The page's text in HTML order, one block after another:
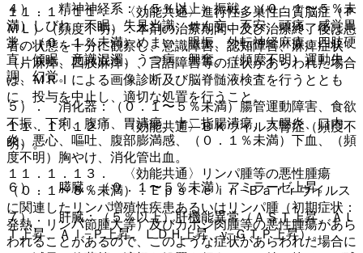
４）． 精神神経系：（５％以上）振戦、（０．１〜５％未
満）しびれ、不眠、失見当識、せん妄、不安、頭痛、感覚異
常、（０．１％未満）めまい、眼振、外転神経麻痺、四肢硬
直、傾眠、意識混濁、うつ病、興奮、（頻度不明）運動失
調、幻覚。
５）． 消化器：（０．１〜５％未満）腸管運動障害、食欲
不振、下痢、腹痛、胃潰瘍、十二指腸潰瘍、大腸炎、口内
炎、悪心、嘔吐、腹部膨満感、（０．１％未満）下血、（頻
度不明）胸やけ、消化管出血。
６）． 膵臓：（０．１〜５％未満）アミラーゼ上昇。
７）． 肝臓：（５％以上）肝機能異常（ＡＳＴ上昇、ＡＬ
Ｔ上昇、Ａｌ−Ｐ上昇、ＬＤＨ上昇、γ−ＧＴＰ上昇）。
１１．１．１１． 〈効能共通〉進行性多巣性白質脳症（Ｐ
ＭＬ）（頻度不明）：本剤の治療期間中及び治療終了後は患
者の状態を十分に観察し、意識障害、認知障害、麻痺症状
（片麻痺、四肢麻痺）、言語障害等の症状があらわれた場合
は、ＭＲＩによる画像診断及び脳脊髄液検査を行うととも
に、投与を中止し、適切な処置を行うこと。
１１．１．１２． 〈効能共通〉ＢＫウイルス腎症（頻度不
明）。
１１．１．１３． 〈効能共通〉リンパ腫等の悪性腫瘍
（０．１〜５％未満）：Ｅｐｓｔｅｉｎ−Ｂａｒｒウイルス
に関連したリンパ増殖性疾患あるいはリンパ腫（初期症状：
発熱、リンパ節腫大等）及びカポジ肉腫等の悪性腫瘍があら
われることがあるので、このような症状があらわれた場合に